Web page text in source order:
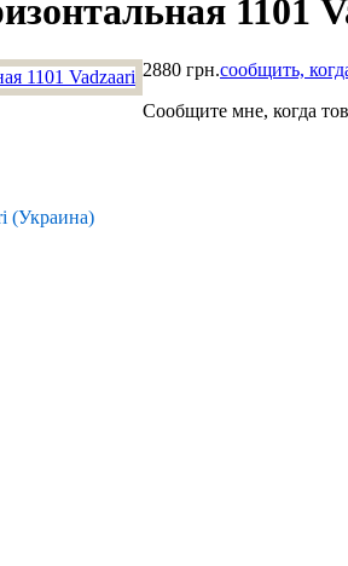
1101
2880 грн.сообщить,
Сообщите мне, когда
(Украина)